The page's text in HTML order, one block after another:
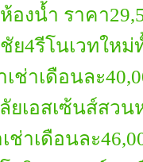
องน้ำ ราคา
ย4รีโนเวทใหม่
ช่าเดือนละ
ยเอสเซ้นส์สวน
าเดือนละ